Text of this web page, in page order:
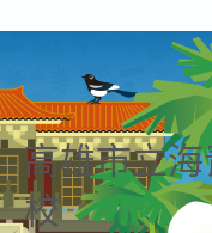
高雄市立
校